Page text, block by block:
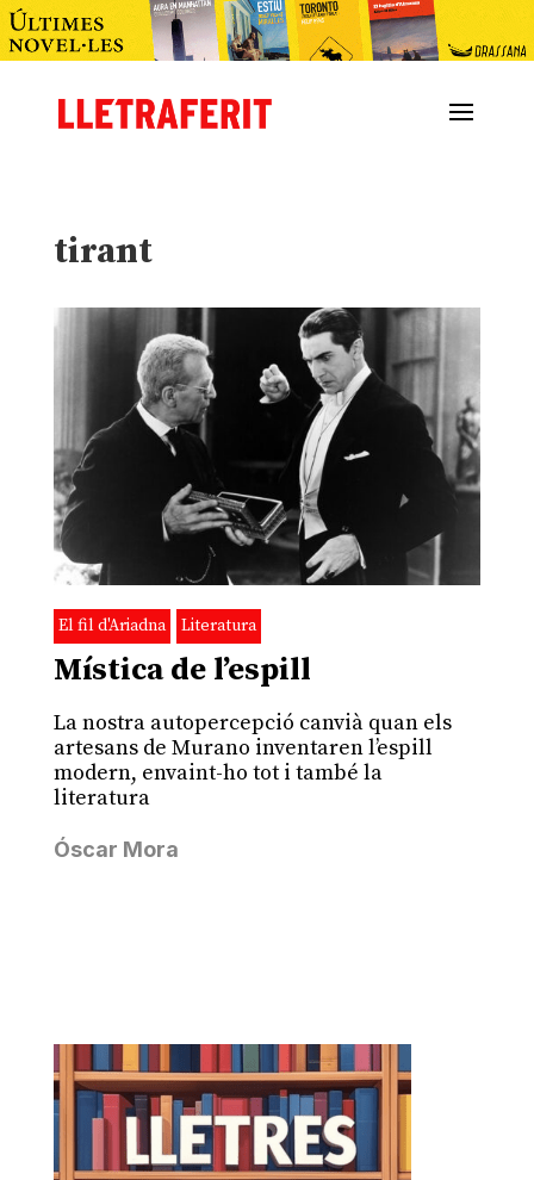
tirant
El fil d'Ariadna Literatura
Mística de l’espill
La nostra autopercepció canvià quan els
artesans de Murano inventaren l’espill
modern, envaint-ho tot i també la
literatura
Óscar Mora